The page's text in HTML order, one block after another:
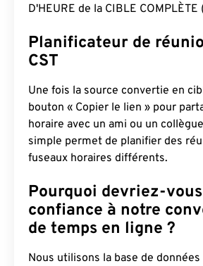
D'HEURE de la CIBLE COMPLÈTE
Planificateur de
CST
Une fois la source convertie en
bouton « Copier le lien » pour
horaire avec un ami ou un
simple permet de planifier des
fuseaux horaires différents.
Pourquoi devriez-
confiance à notre
de temps en ligne ?
Nous utilisons la base de